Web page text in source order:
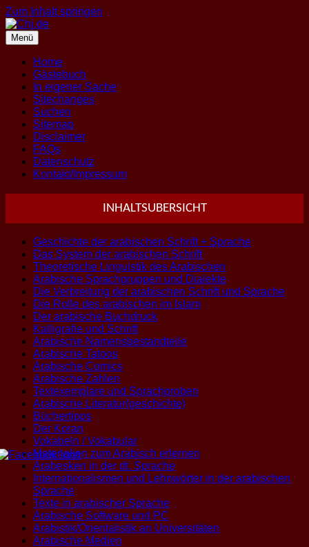
Zum Inhalt springen
Menü
Home
Gästebuch
In eigener Sache
Sitechanges
Suchen
Sitemap
Disclaimer
FAQs
Datenschutz
Kontakt/Impressum
INHALTSUBERSICHT
Geschichte der arabischen Schrift + Sprache
Das System der arabischen Schrift
Theoretische Linguistik des Arabischen
Arabische Sprachgruppen und Dialekte
Die Verbreitung der arabischen Schrift und Sprache
Die Rolle des arabischen im Islam
Der arabische Buchdruck
Kalligrafie und Schrift
Arabische Namensbestandteile
Arabische Tatoos
Arabische Comics
Arabische Zahlen
Textexemplare und Sprachproben
Arabische Literatur(geschichte)
Büchertipps
Der Koran
Vokabeln / Vokabular
Materialien zum Arabisch erlernen
Arabesken in der dt. Sprache
Internationalismen und Lehnwörter in der arabischen
Sprache
Texte in arabischer Sprache
Arabische Software und PC
Arabistik/Orientalistik an Universitäten
Arabische Medien